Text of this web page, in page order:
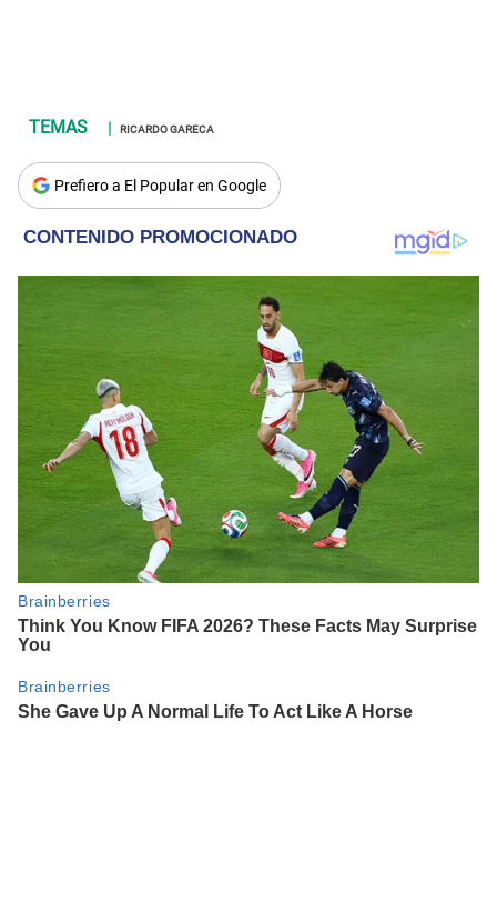
RICARDO GARECA
Prefiero a El Popular en Google